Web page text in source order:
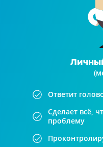
Ответит
Сделает всё,
проблему